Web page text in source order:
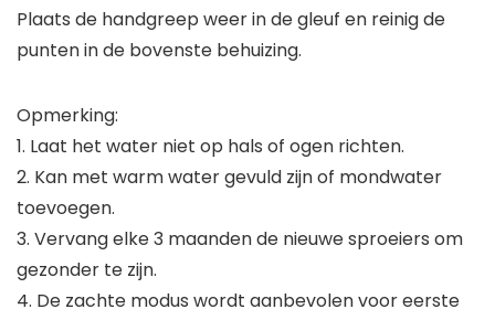
Plaats de handgreep weer in de gleuf en reinig de
punten in de bovenste behuizing.
Opmerking:
1. Laat het water niet op hals of ogen richten.
2. Kan met warm water gevuld zijn of mondwater
toevoegen.
3. Vervang elke 3 maanden de nieuwe sproeiers om
gezonder te zijn.
4. De zachte modus wordt aanbevolen voor eerste